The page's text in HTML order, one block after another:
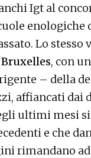
Igt al
enologiche
Lo stesso
, con
– della
affiancati dai
ultimi mesi
e che
rimandano